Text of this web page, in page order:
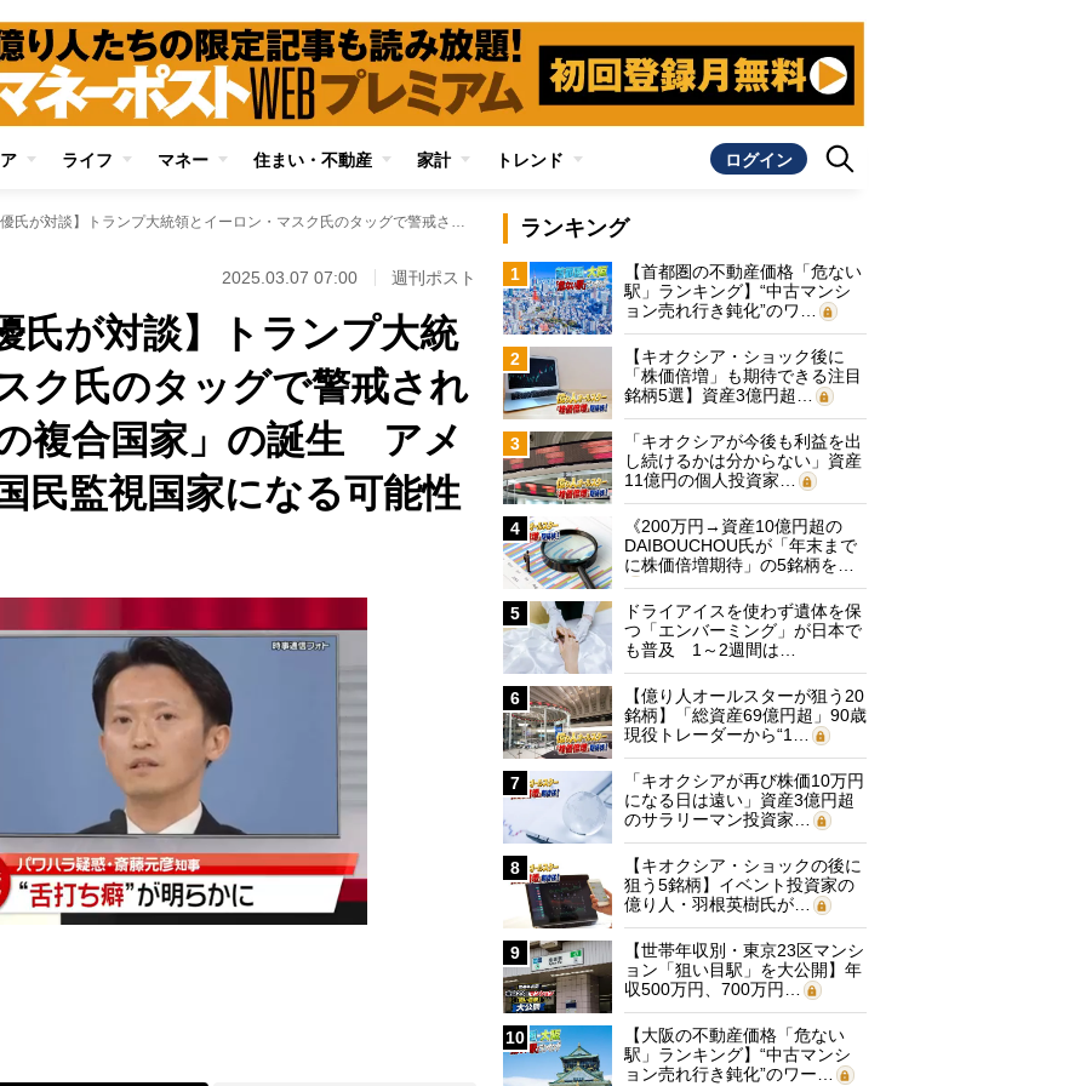
ライフ マネー 住まい・不動産 家計 トレンド ログイン
【池上彰氏・佐藤優氏が対談】トランプ大統領とイーロン・マスク氏のタッグで警戒される「宗教とテックの複合国家」の誕生 アメリカが中国以上の国民監視国家になる可能性も
2025.03.07 07:00 週刊ポスト
氏が対談】トランプ大統
ク氏のタッグで警戒され
複合国家」の誕生 アメ
民監視国家になる可能性
ランキング
1
【首都圏の不動産価格「危ない
駅」ランキング】“中古マンシ
ョン売れ行き鈍化”のワ…
2
【キオクシア・ショック後に
「株価倍増」も期待できる注目
銘柄5選】資産3億円超…
3
「キオクシアが今後も利益を出
し続けるかは分からない」資産
11億円の個人投資家…
4
《200万円→資産10億円超の
DAIBOUCHOU氏が「年末まで
に株価倍増期待」の5銘柄を…
5
ドライアイスを使わず遺体を保
つ「エンバーミング」が日本で
も普及 1～2週間は…
6
【億り人オールスターが狙う20
銘柄】「総資産69億円超」90歳
現役トレーダーから“1…
7
「キオクシアが再び株価10万円
になる日は遠い」資産3億円超
のサラリーマン投資家…
8
【キオクシア・ショックの後に
狙う5銘柄】イベント投資家の
億り人・羽根英樹氏が…
9
【世帯年収別・東京23区マンシ
ョン「狙い目駅」を大公開】年
収500万円、700万円…
10
【大阪の不動産価格「危ない
駅」ランキング】“中古マンシ
ョン売れ行き鈍化”のワー…